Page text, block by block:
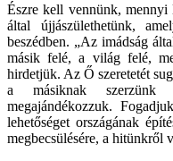
Észre kell vennünk, mennyi
által újjászülethetünk,
beszédben. „Az imádság
másik felé, a világ felé,
hirdetjük. Az Ő szeretetét
a másiknak szerzünk
megajándékozzuk.
lehetőséget országának
megbecsülésére, a hitünkről